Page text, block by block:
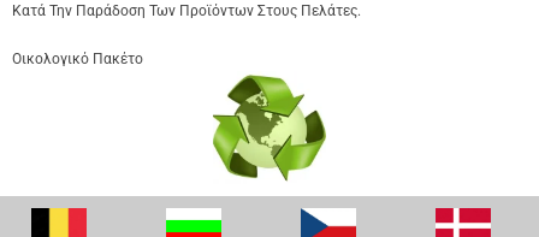
Κατά Την Παράδοση Των Προϊόντων Στους Πελάτες.
Οικολογικό Πακέτο